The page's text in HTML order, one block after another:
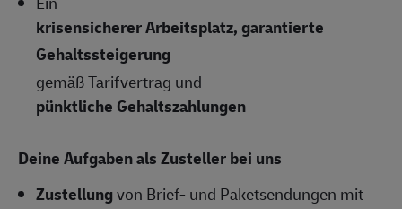
krisensicherer Arbeitsplatz, garantierte
Gehaltssteigerung
gemäß Tarifvertrag und
pünktliche Gehaltszahlungen
Deine Aufgaben als Zusteller bei uns
Zustellungvon Brief- und Paketsendungen mit